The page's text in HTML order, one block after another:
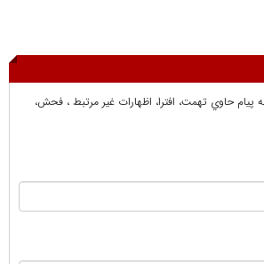
پيام حاوي تهمت، افترا، اظهارات غير مرتبط ، فحش،